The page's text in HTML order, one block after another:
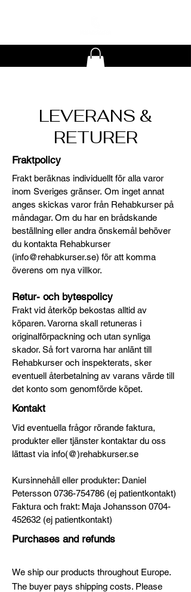
LEVERANS &
RETURER
Fraktpolicy
Frakt beräknas individuellt för alla varor
inom Sveriges gränser. Om inget annat
anges skickas varor från Rehabkurser på
måndagar. Om du har en brådskande
beställning eller andra önskemål behöver
du kontakta Rehabkurser
(info@rehabkurser.se) för att komma
överens om nya villkor.
Retur- och bytespolicy
Frakt vid återköp bekostas alltid av
köparen. Varorna skall retuneras i
originalförpackning och utan synliga
skador. Så fort varorna har anlänt till
Rehabkurser och inspekterats, sker
eventuell återbetalning av varans värde till
det konto som genomförde köpet.
Kontakt
Vid eventuella frågor rörande faktura,
produkter eller tjänster kontaktar du oss
lättast via info(@)rehabkurser.se
Kursinnehåll eller produkter: Daniel
Petersson 0736-754786 (ej patientkontakt)
Faktura och frakt: Maja Johansson 0704-
452632 (ej patientkontakt)
Purchases and refunds
We ship our products throughout Europe.
The buyer pays shipping costs. Please